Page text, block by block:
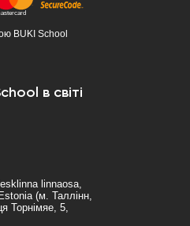
BUKI School
в світі
linnaosa,
(м. Таллінн,
Торнімяе, 5,